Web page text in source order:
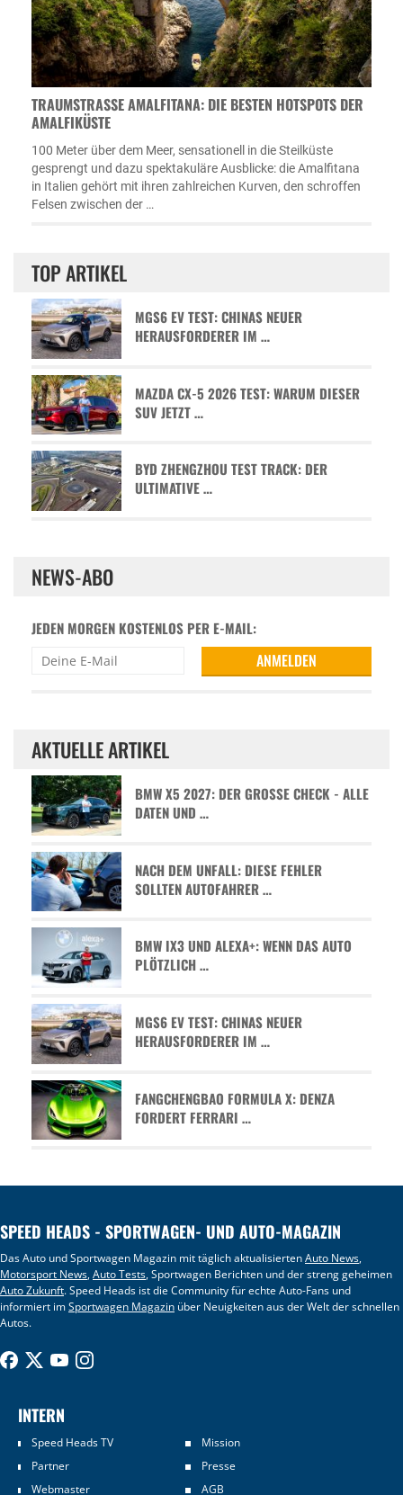
TRAUMSTRASSE AMALFITANA: DIE BESTEN HOTSPOTS DER A
MALFIKÜSTE
100 Meter über dem Meer, sensationell in die Steilküste
gesprengt und dazu spektakuläre Ausblicke: die Amalfitana
in Italien gehört mit ihren zahlreichen Kurven, den schroffen
Felsen zwischen der …
TOP ARTIKEL
MGS6 EV TEST: CHINAS NEUER
HERAUSFORDERER IM …
MAZDA CX-5 2026 TEST: WARUM DIESER
SUV JETZT …
BYD ZHENGZHOU TEST TRACK: DER
ULTIMATIVE …
NEWS-ABO
JEDEN MORGEN KOSTENLOS PER E-MAIL:
AKTUELLE ARTIKEL
BMW X5 2027: DER GROSSE CHECK - ALLE D
ATEN UND …
NACH DEM UNFALL: DIESE FEHLER
SOLLTEN AUTOFAHRER …
BMW IX3 UND ALEXA+: WENN DAS AUTO
PLÖTZLICH …
MGS6 EV TEST: CHINAS NEUER
HERAUSFORDERER IM …
FANGCHENGBAO FORMULA X: DENZA
FORDERT FERRARI …
SPEED HEADS - SPORTWAGEN- UND AUTO-MAGAZIN
Das Auto und Sportwagen Magazin mit täglich aktualisiertenAuto News,
Motorsport News,Auto Tests, Sportwagen Berichten und der streng geheimen
Auto Zukunft. Speed Heads ist die Community für echte Auto-Fans und
informiert imSportwagen Magazin über Neuigkeiten aus der Welt der schnellen
Autos.
INTERN
Speed Heads TV
Mission
Partner
Presse
Webmaster
AGB